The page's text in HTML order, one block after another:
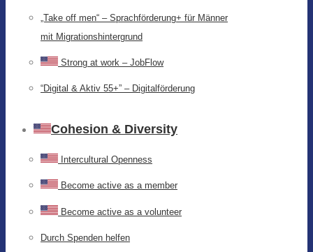
„Take off men“ – Sprachförderung+ für Männer
mit Migrationshintergrund
Strong at work – JobFlow
“Digital & Aktiv 55+” – Digitalförderung
Cohesion & Diversity
Intercultural Openness
Become active as a member
Become active as a volunteer
Durch Spenden helfen